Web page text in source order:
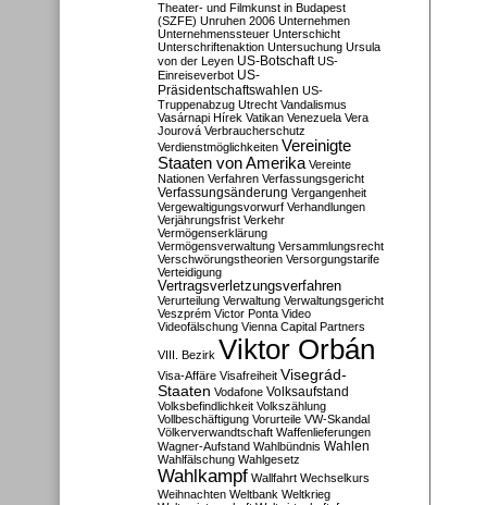
Theater- und Filmkunst in Budapest
(SZFE) Unruhen 2006 Unternehmen
Unternehmenssteuer Unterschicht
Unterschriftenaktion Untersuchung Ursula
von der Leyen US-Botschaft US-
Einreiseverbot US-
Präsidentschaftswahlen US-
Truppenabzug Utrecht Vandalismus
Vasárnapi Hírek Vatikan Venezuela Vera
Jourová Verbraucherschutz
Verdienstmöglichkeiten Vereinigte
Staaten von Amerika Vereinte
Nationen Verfahren Verfassungsgericht
Verfassungsänderung Vergangenheit
Vergewaltigungsvorwurf Verhandlungen
Verjährungsfrist Verkehr
Vermögenserklärung
Vermögensverwaltung Versammlungsrecht
Verschwörungstheorien Versorgungstarife
Verteidigung
Vertragsverletzungsverfahren
Verurteilung Verwaltung Verwaltungsgericht
Veszprém Victor Ponta Video
Videofälschung Vienna Capital Partners
VIII. Bezirk Viktor Orbán
Visa-Affäre Visafreiheit Visegrád-
Staaten Vodafone Volksaufstand
Volksbefindlichkeit Volkszählung
Vollbeschäftigung Vorurteile VW-Skandal
Völkerverwandtschaft Waffenlieferungen
Wagner-Aufstand Wahlbündnis Wahlen
Wahlfälschung Wahlgesetz
Wahlkampf Wallfahrt Wechselkurs
Weihnachten Weltbank Weltkrieg